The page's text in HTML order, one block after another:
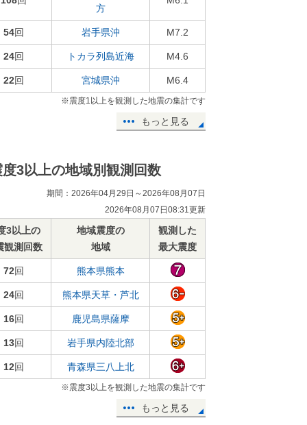
方
54回 岩手県沖 M7.2
24回 トカラ列島近海 M4.6
22回 宮城県沖 M6.4
※震度1以上を観測した地震の集計です
もっと見る
度3以上の地域別観測回数
期間：2026年04月29日～2026年08月07日
2026年08月07日08:31更新
3以上の
観測回数
地域震度の
地域
観測した
最大震度
72回 熊本県熊本
24回 熊本県天草・芦北
16回 鹿児島県薩摩
13回 岩手県内陸北部
12回 青森県三八上北
※震度3以上を観測した地震の集計です
もっと見る